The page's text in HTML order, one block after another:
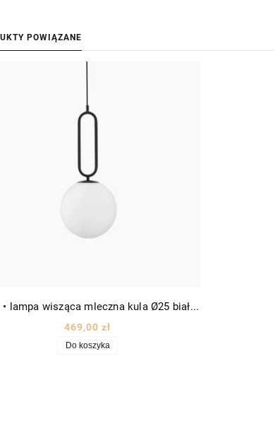
POWIĄZANE
Pinto • lampa wisząca mleczna kula Ø25 biało-czarna
469,00 zł
Do koszyka